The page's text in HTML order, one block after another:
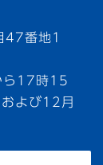
番地1
ら17時15
よび12月